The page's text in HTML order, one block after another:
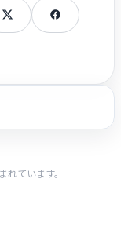
ています。